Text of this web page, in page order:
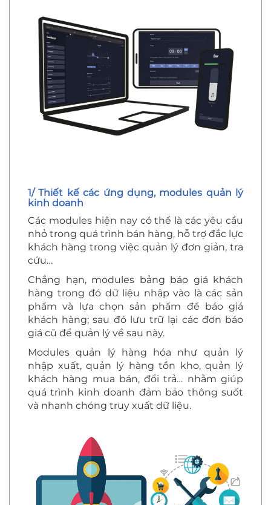
1/ Thiết kế các ứng dụng, modules quản lý
kinh doanh
Các modules hiện nay có thể là các yêu cầu
nhỏ trong quá trình bán hàng, hỗ trợ đắc lực
khách hàng trong việc quản lý đơn giản, tra
cứu…
Chẳng hạn, modules bảng báo giá khách
hàng trong đó dữ liệu nhập vào là các sản
phẩm và lựa chọn sản phẩm để báo giá
khách hàng; sau đó lưu trữ lại các đơn báo
giá cũ để quản lý về sau này.
Modules quản lý hàng hóa như quản lý
nhập xuất, quản lý hàng tồn kho, quản lý
khách hàng mua bán, đổi trả… nhằm giúp
quá trình kinh doanh đảm bảo thông suốt
và nhanh chóng truy xuất dữ liệu.